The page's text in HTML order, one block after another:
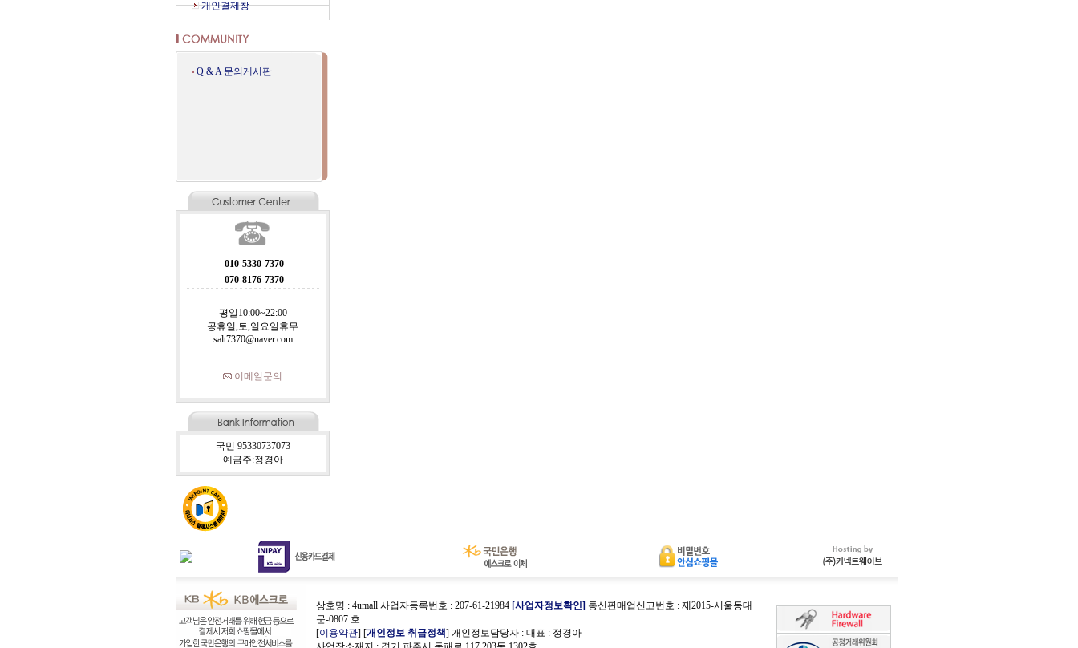
개인결제창
Q & A 문의게시판
010-5330-7370
070-8176-7370
평일10:00~22:00
공휴일,토,일요일휴무
salt7370@naver.com
이메일문의
국민 95330737073
예금주:정경아
상호명 : 4umall 사업자등록번호 : 207-61-21984 [사업자정보확인] 통신판매업신고번호 : 제2015-서울동대
문-0807 호
[이용약관] [개인정보 취급정책] 개인정보담당자 : 대표 : 정경아